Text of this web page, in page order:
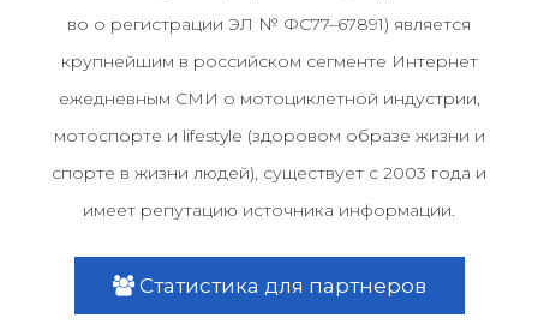
во о регистрации ЭЛ № ФС77–67891) является
крупнейшим в российском сегменте Интернет
ежедневным СМИ о мотоциклетной индустрии,
мотоспорте и lifestyle (здоровом образе жизни и
спорте в жизни людей), существует с 2003 года и
имеет репутацию источника информации.
Статистика для партнеров